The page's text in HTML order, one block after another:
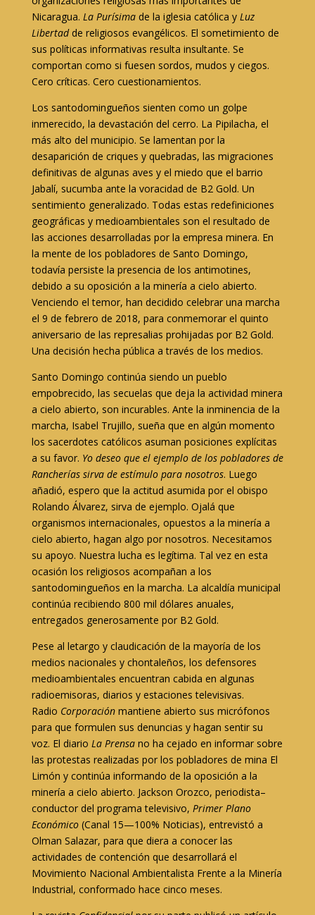
Nicaragua. La Purísimade la iglesia católica y Luz
Libertadde religiosos evangélicos. El sometimiento de
sus políticas informativas resulta insultante. Se
comportan como si fuesen sordos, mudos y ciegos.
Cero críticas. Cero cuestionamientos.
Los santodomingueños sienten como un golpe
inmerecido, la devastación del cerro. La Pipilacha, el
más alto del municipio. Se lamentan por la
desaparición de criques y quebradas, las migraciones
definitivas de algunas aves y el miedo que el barrio
Jabalí, sucumba ante la voracidad de B2 Gold. Un
sentimiento generalizado. Todas estas redefiniciones
geográficas y medioambientales son el resultado de
las acciones desarrolladas por la empresa minera. En
la mente de los pobladores de Santo Domingo,
todavía persiste la presencia de los antimotines,
debido a su oposición a la minería a cielo abierto.
Venciendo el temor, han decidido celebrar una marcha
el 9 de febrero de 2018, para conmemorar el quinto
aniversario de las represalias prohijadas por B2 Gold.
Una decisión hecha pública a través de los medios.
Santo Domingo continúa siendo un pueblo
empobrecido, las secuelas que deja la actividad minera
a cielo abierto, son incurables. Ante la inminencia de la
marcha, Isabel Trujillo, sueña que en algún momento
los sacerdotes católicos asuman posiciones explícitas
a su favor. Yo deseo que el ejemplo de los pobladores de
Rancherías sirva de estímulo para nosotros. Luego
añadió, espero que la actitud asumida por el obispo
Rolando Álvarez, sirva de ejemplo. Ojalá que
organismos internacionales, opuestos a la minería a
cielo abierto, hagan algo por nosotros. Necesitamos
su apoyo. Nuestra lucha es legítima. Tal vez en esta
ocasión los religiosos acompañan a los
santodomingueños en la marcha. La alcaldía municipal
continúa recibiendo 800 mil dólares anuales,
entregados generosamente por B2 Gold.
Pese al letargo y claudicación de la mayoría de los
medios nacionales y chontaleños, los defensores
medioambientales encuentran cabida en algunas
radioemisoras, diarios y estaciones televisivas.
Radio Corporaciónmantiene abierto sus micrófonos
para que formulen sus denuncias y hagan sentir su
voz. El diario La Prensano ha cejado en informar sobre
las protestas realizadas por los pobladores de mina El
Limón y continúa informando de la oposición a la
minería a cielo abierto. Jackson Orozco, periodista–
conductor del programa televisivo, Primer Plano
Económico(Canal 15—100% Noticias), entrevistó a
Olman Salazar, para que diera a conocer las
actividades de contención que desarrollará el
Movimiento Nacional Ambientalista Frente a la Minería
Industrial, conformado hace cinco meses.